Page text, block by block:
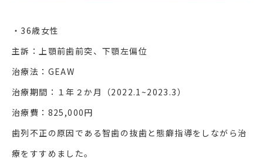
・36歳女性
主訴：上顎前歯前突、下顎左偏位
治療法：GEAW
治療期間：１年２か月（2022.1~2023.3）
治療費：825,000円
歯列不正の原因である智歯の抜歯と態癖指導をしながら治
療をすすめました。